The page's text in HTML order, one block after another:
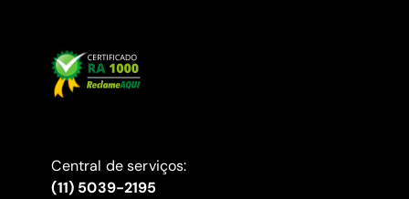
Central de serviços:
(11) 5039-2195